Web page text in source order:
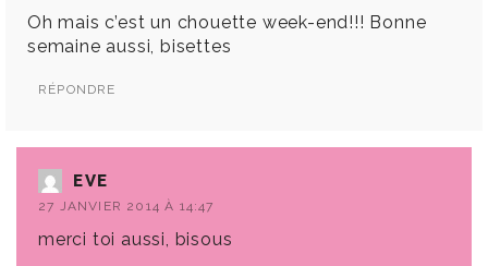
Oh mais c’est un chouette week-end!!! Bonne
semaine aussi, bisettes
RÉPONDRE
EVE
27 JANVIER 2014 À 14:47
merci toi aussi, bisous